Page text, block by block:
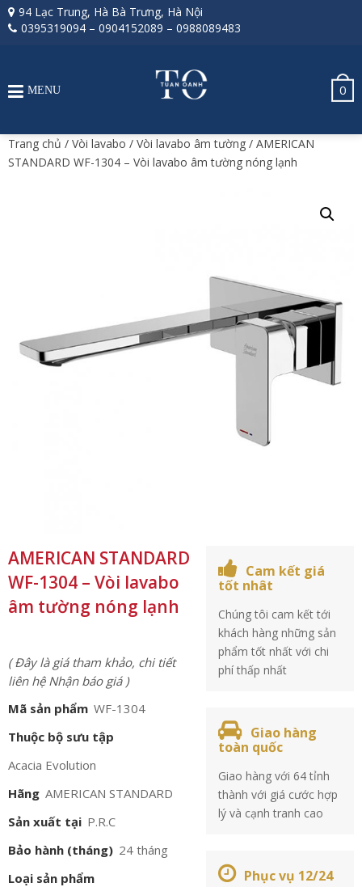
94 Lạc Trung, Hà Bà Trưng, Hà Nội
0395319094 – 0904152089 – 0988089483
0
MENU
Trang chủ / Vòi lavabo / Vòi lavabo âm tường / AMERICAN
STANDARD WF-1304 – Vòi lavabo âm tường nóng lạnh
AMERICAN STANDARD
WF-1304 – Vòi lavabo
âm tường nóng lạnh
( Đây là giá tham khảo, chi tiết
liên hệ Nhận báo giá )
Mã sản phẩm WF-1304
Thuộc bộ sưu tập
Acacia Evolution
Hãng AMERICAN STANDARD
Sản xuất tại P.R.C
Bảo hành (tháng) 24 tháng
Loại sản phẩm
Cam kết giá
tốt nhât
Chúng tôi cam kết tới
khách hàng những sản
phẩm tốt nhất với chi
phí thấp nhất
Giao hàng
toàn quốc
Giao hàng với 64 tỉnh
thành với giá cước hợp
lý và cạnh tranh cao
Phục vụ 12/24